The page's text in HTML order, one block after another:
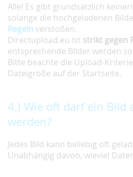
Alle! Es gibt grundsätzlich
solange die hochgeladenen
Regeln verstoßen.
Directupload.eu ist strikt gegen
entsprechende Bilder werden
Bitte beachte die Upload-
Dateigröße auf der Startseite.
4.) Wie oft darf ein Bild
werden?
Jedes Bild kann beliebig oft
Unabhängig davon, wieviel